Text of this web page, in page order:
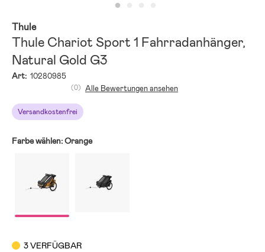
Thule
Thule Chariot Sport 1 Fahrradanhänger,
Natural Gold G3
Art: 10280985
Versandkostenfrei
(0) Alle Bewertungen ansehen
Farbe wählen:Orange
3 VERFÜGBAR